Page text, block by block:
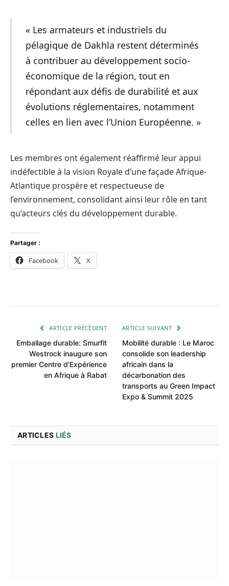
« Les armateurs et industriels du
pélagique de Dakhla restent déterminés
à contribuer au développement socio-
économique de la région, tout en
répondant aux défis de durabilité et aux
évolutions réglementaires, notamment
celles en lien avec l’Union Européenne. »
Les membres ont également réaffirmé leur appui
indéfectible à la vision Royale d’une façade Afrique-
Atlantique prospère et respectueuse de
l’environnement, consolidant ainsi leur rôle en tant
qu’acteurs clés du développement durable.
Partager :
Facebook X
ARTICLE PRÉCÉDENT
Emballage durable: Smurfit
Westrock inaugure son
premier Centre d’Expérience
en Afrique à Rabat
ARTICLE SUIVANT
Mobilité durable : Le Maroc
consolide son leadership
africain dans la
décarbonation des
transports au Green Impact
Expo & Summit 2025
ARTICLES LIÉS